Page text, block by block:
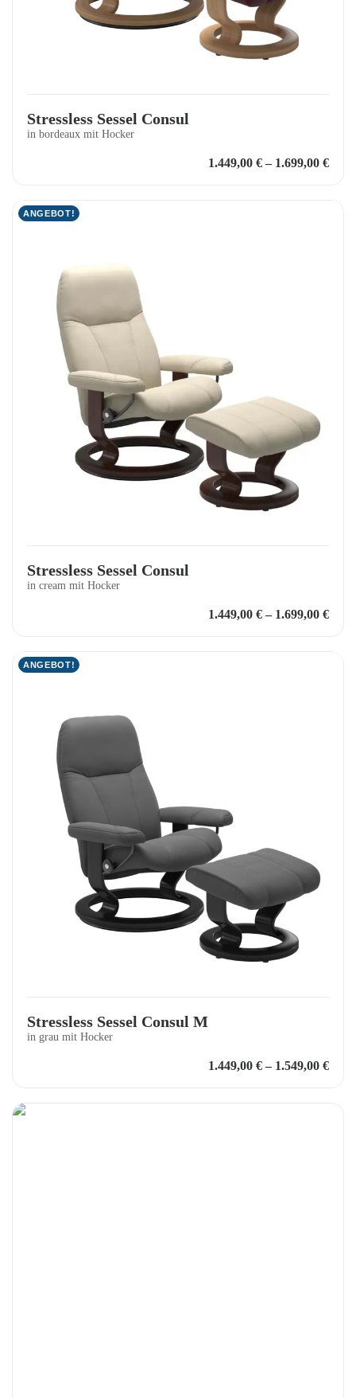
Stressless Sessel Consul
in bordeaux mit Hocker
1.449,00 € – 1.699,00 €
ANGEBOT!
Stressless Sessel Consul
in cream mit Hocker
1.449,00 € – 1.699,00 €
ANGEBOT!
Stressless Sessel Consul M
in grau mit Hocker
1.449,00 € – 1.549,00 €